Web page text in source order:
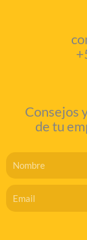
Consejos
de tu